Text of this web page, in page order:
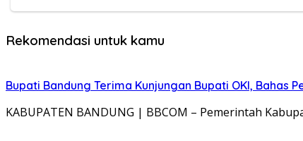
Rekomendasi untuk kamu
Bupati Bandung Terima Kunjungan Bupati OKI, Bahas
KABUPATEN BANDUNG | BBCOM – Pemerintah